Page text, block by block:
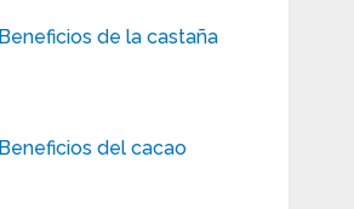
Beneficios de la castaña
Beneficios del cacao